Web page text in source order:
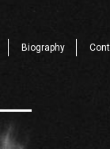
Biography Cont